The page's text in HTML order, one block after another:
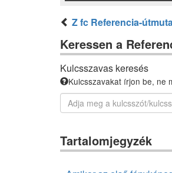
Z fc Referencia-
Keressen a
Kulcsszavas keresés
Kulcsszavakat írjon be, ne
Tartalomjegyzék